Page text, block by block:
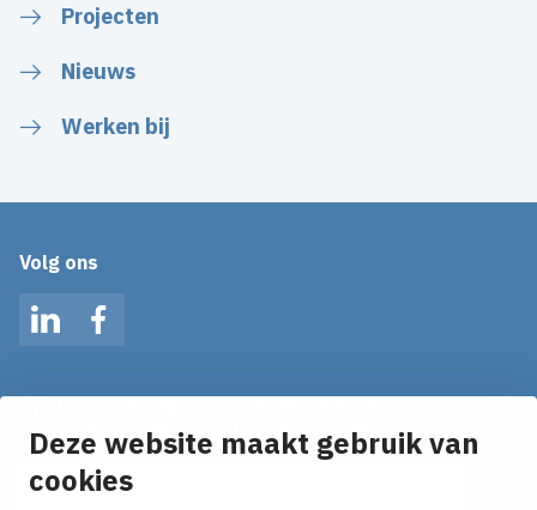
Deze website maakt gebruik van
cookies
Projecten
Nieuws
Werken bij
Volg ons
LinkedInFacebook
Ontvang onze nieuws alerts in je mailbox!
E-mailadres